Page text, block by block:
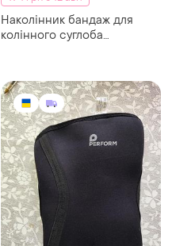
Наколінник бандаж для
колінного суглоба